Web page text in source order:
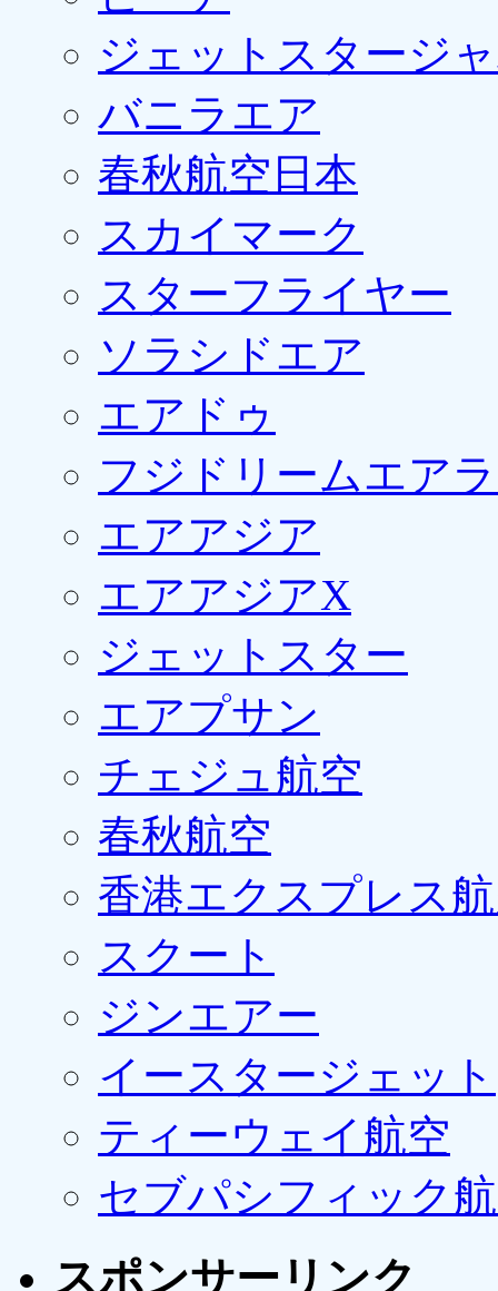
ジェットスタージ
バニラエア
春秋航空日本
スカイマーク
スターフライヤー
ソラシドエア
エアドゥ
フジドリームエア
エアアジア
エアアジアX
ジェットスター
エアプサン
チェジュ航空
春秋航空
香港エクスプレス
スクート
ジンエアー
イースタージェット
ティーウェイ航空
セブパシフィック
スポンサーリンク